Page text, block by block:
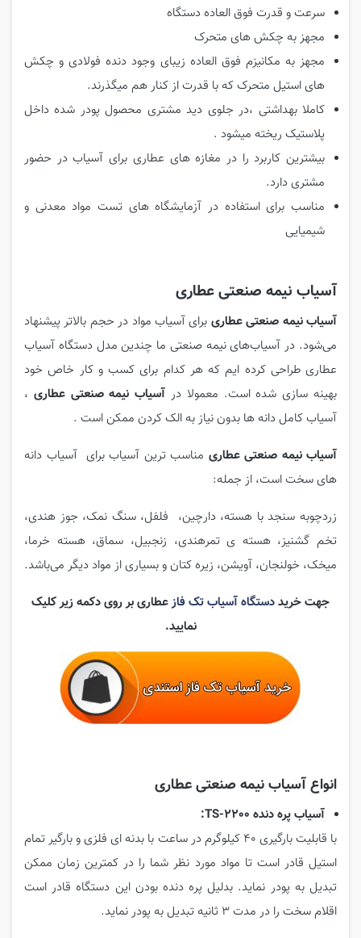
سرعت و قدرت فوق العاده دستگاه
مجهز به چکش های متحرک
مجهز به مکانیزم فوق العاده زیبای وجود دنده فولادی و چکش
های استیل متحرک که با قدرت از کنار هم میگذرند.
کاملا بهداشتی ،در جلوی دید مشتری محصول پودر شده داخل
پلاستیک ریخته میشود .
بیشترین کاربرد را در مغازه های عطاری برای آسیاب در حضور
مشتری دارد.
مناسب برای استفاده در آزمایشگاه های تست مواد معدنی و
شیمیایی
آسیاب نیمه صنعتی عطاری
آسیاب نیمه صنعتی عطاری برای آسیاب مواد در حجم بالاتر پیشنهاد
می‌شود. در آسیاب‌های نیمه صنعتی ما چندین مدل دستگاه آسیاب
عطاری طراحی کرده ایم که هر کدام برای کسب و کار خاص خود
بهینه سازی شده است. معمولا در آسیاب نیمه صنعتی عطاری ،
آسیاب کامل دانه ها بدون نیاز به الک کردن ممکن است .
آسیاب نیمه صنعتی عطاری مناسب ترین آسیاب برای آسیاب دانه
های سخت است، از جمله:
زردچوبه سنجد با هسته، دارچین، فلفل، سنگ نمک، جوز هندی،
تخم گشنیز، هسته ی تمرهندی، زنجبیل، سماق، هسته خرما،
میخک، خولنجان، آویشن، زیره کتان و بسیاری از مواد دیگر می‌باشد.
جهت خریددستگاه آسیاب تک فازعطاری بر روی دکمه زیر کلیک
نمایید.
انواع آسیاب نیمه صنعتی عطاری
آسیاب پره دنده TS-2200:
با قابلیت بارگیری 40 کیلوگرم در ساعت با بدنه ای فلزی و بارگیر تمام
استیل قادر است تا مواد مورد نظر شما را در کمترین زمان ممکن
تبدیل به پودر نماید. بدلیل پره دنده بودن این دستگاه قادر است
اقلام سخت را در مدت 3 ثانیه تبدیل به پودر نماید.